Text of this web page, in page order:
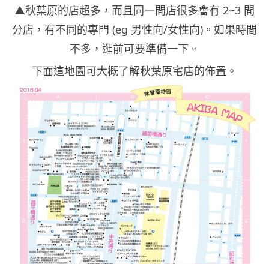
▲秋葉原的店超多，而且同一間店很多會有 2~3 間
分店，有不同的專門 (eg 男性向/女性向)。如果時間
不多，逛前可要準備一下。
下面這地圖可大概了解秋葉原宅店的佈置。